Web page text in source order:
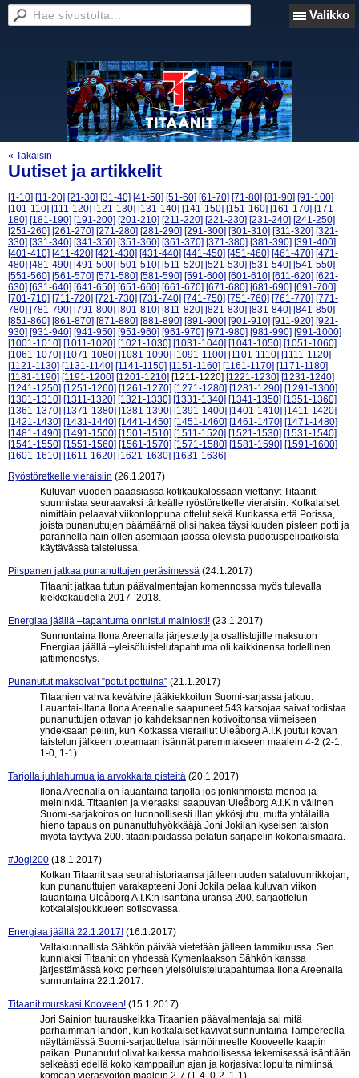
Valikko
« Takaisin
Uutiset ja artikkelit
[1-10] [11-20] [21-30] [31-40] [41-50] [51-60] [61-70] [71-80] [81-90] [91-100]
[101-110] [111-120] [121-130] [131-140] [141-150] [151-160] [161-170] [171-
180] [181-190] [191-200] [201-210] [211-220] [221-230] [231-240] [241-250]
[251-260] [261-270] [271-280] [281-290] [291-300] [301-310] [311-320] [321-
330] [331-340] [341-350] [351-360] [361-370] [371-380] [381-390] [391-400]
[401-410] [411-420] [421-430] [431-440] [441-450] [451-460] [461-470] [471-
480] [481-490] [491-500] [501-510] [511-520] [521-530] [531-540] [541-550]
[551-560] [561-570] [571-580] [581-590] [591-600] [601-610] [611-620] [621-
630] [631-640] [641-650] [651-660] [661-670] [671-680] [681-690] [691-700]
[701-710] [711-720] [721-730] [731-740] [741-750] [751-760] [761-770] [771-
780] [781-790] [791-800] [801-810] [811-820] [821-830] [831-840] [841-850]
[851-860] [861-870] [871-880] [881-890] [891-900] [901-910] [911-920] [921-
930] [931-940] [941-950] [951-960] [961-970] [971-980] [981-990] [991-1000]
[1001-1010] [1011-1020] [1021-1030] [1031-1040] [1041-1050] [1051-1060]
[1061-1070] [1071-1080] [1081-1090] [1091-1100] [1101-1110] [1111-1120]
[1121-1130] [1131-1140] [1141-1150] [1151-1160] [1161-1170] [1171-1180]
[1181-1190] [1191-1200] [1201-1210] [1211-1220] [1221-1230] [1231-1240]
[1241-1250] [1251-1260] [1261-1270] [1271-1280] [1281-1290] [1291-1300]
[1301-1310] [1311-1320] [1321-1330] [1331-1340] [1341-1350] [1351-1360]
[1361-1370] [1371-1380] [1381-1390] [1391-1400] [1401-1410] [1411-1420]
[1421-1430] [1431-1440] [1441-1450] [1451-1460] [1461-1470] [1471-1480]
[1481-1490] [1491-1500] [1501-1510] [1511-1520] [1521-1530] [1531-1540]
[1541-1550] [1551-1560] [1561-1570] [1571-1580] [1581-1590] [1591-1600]
[1601-1610] [1611-1620] [1621-1630] [1631-1636]
Ryöstöretkelle vieraisiin (26.1.2017)
Kuluvan vuoden pääasiassa kotikaukalossaan viettänyt Titaanit
suunnistaa seuraavaksi tärkeälle ryöstöretkelle vieraisiin. Kotkalaiset
nimittäin pelaavat viikonloppuna ottelut sekä Kurikassa että Porissa,
joista punanuttujen päämäärnä olisi hakea täysi kuuden pisteen potti ja
parannella näin ollen asemiaan jaossa olevista pudotuspelipaikoista
käytävässä taistelussa.
Piispanen jatkaa punanuttujen peräsimessä (24.1.2017)
Titaanit jatkaa tutun päävalmentajan komennossa myös tulevalla
kiekkokaudella 2017–2018.
Energiaa jäällä –tapahtuma onnistui mainiosti! (23.1.2017)
Sunnuntaina Ilona Areenalla järjestetty ja osallistujille maksuton
Energiaa jäällä –yleisöluistelutapahtuma oli kaikkinensa todellinen
jättimenestys.
Punanutut maksoivat ”potut pottuina” (21.1.2017)
Titaanien vahva kevätvire jääkiekkoilun Suomi-sarjassa jatkuu.
Lauantai-iltana Ilona Areenalle saapuneet 543 katsojaa saivat todistaa
punanuttujen ottavan jo kahdeksannen kotivoittonsa viimeiseen
yhdeksään peliin, kun Kotkassa vieraillut Uleåborg A.I.K joutui kovan
taistelun jälkeen toteamaan isännät paremmakseen maalein 4-2 (2-1,
1-0, 1-1).
Tarjolla juhlahumua ja arvokkaita pisteitä (20.1.2017)
Ilona Areenalla on lauantaina tarjolla jos jonkinmoista menoa ja
meininkiä. Titaanien ja vieraaksi saapuvan Uleåborg A.I.K:n välinen
Suomi-sarjakoitos on luonnollisesti illan ykkösjuttu, mutta yhtälailla
hieno tapaus on punanuttuhyökkääjä Joni Jokilan kyseisen taiston
myötä täyttyvä 200. titaanipaidassa pelatun sarjapelin kokonaismäärä.
#Jogi200 (18.1.2017)
Kotkan Titaanit saa seurahistoriaansa jälleen uuden sataluvunrikkojan,
kun punanuttujen varakapteeni Joni Jokila pelaa kuluvan viikon
lauantaina Uleåborg A.I.K:n isäntänä uransa 200. sarjaottelun
kotkalaisjoukkueen sotisovassa.
Energiaa jäällä 22.1.2017! (16.1.2017)
Valtakunnallista Sähkön päivää vietetään jälleen tammikuussa. Sen
kunniaksi Titaanit on yhdessä Kymenlaakson Sähkön kanssa
järjestämässä koko perheen yleisöluistelutapahtumaa Ilona Areenalla
sunnuntaina 22.1.2017.
Titaanit murskasi Kooveen! (15.1.2017)
Jori Sainion tuurauskeikka Titaanien päävalmentaja sai mitä
parhaimman lähdön, kun kotkalaiset kävivät sunnuntaina Tampereella
näyttämässä Suomi-sarjaottelua isännöinneelle Kooveelle kaapin
paikan. Punanutut olivat kaikessa mahdollisessa tekemisessä isäntiään
selkeästi edellä koko kamppailun ajan ja korjasivat lopulta nimiinsä
komean vierasvoiton maalein 2-7 (1-4, 0-2, 1-1).